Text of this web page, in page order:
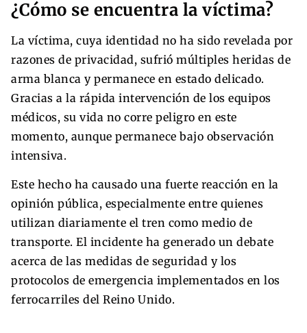
¿Cómo se encuentra la víctima?
La víctima, cuya identidad no ha sido revelada por
razones de privacidad, sufrió múltiples heridas de
arma blanca y permanece en estado delicado.
Gracias a la rápida intervención de los equipos
médicos, su vida no corre peligro en este
momento, aunque permanece bajo observación
intensiva.
Este hecho ha causado una fuerte reacción en la
opinión pública, especialmente entre quienes
utilizan diariamente el tren como medio de
transporte. El incidente ha generado un debate
acerca de las medidas de seguridad y los
protocolos de emergencia implementados en los
ferrocarriles del Reino Unido.